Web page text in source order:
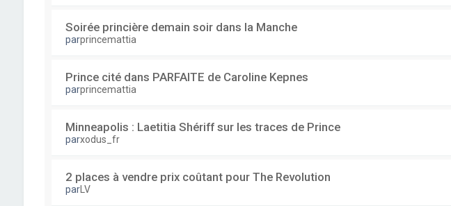
Soirée princière demain soir dans la Manche
parprincemattia
Prince cité dans PARFAITE de Caroline Kepnes
parprincemattia
Minneapolis : Laetitia Shériff sur les traces de Prince
parxodus_fr
2 places à vendre prix coûtant pour The Revolution
parLV